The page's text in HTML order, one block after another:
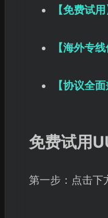
【免费试用
【海外专线
【协议全面
免费试用
第一步：点击下